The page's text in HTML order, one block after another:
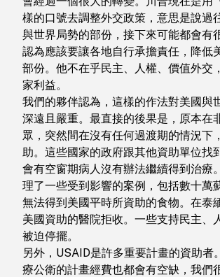
樣的口號去調整外交政策，意思是說過
與世界局勢的部份，接下來可能都會有
認為應該要讓各地自行承擔責任，降低
部份。他不在乎民主、人權、價值外交
家利益。
我們的夥伴認為，這樣的作法對美國與
深遠且嚴重。最直接的後果是，原本在
眾，突然間在沒有任何過渡期的情況下
助。這些國家的政府跟其他資助單位找
會有空窗期病人沒有辦法繼續得到治療
理了一些受到影響的案例，包括數十萬
無法得到美國平時所資助的食物。在泰
美國資助的醫院拒收。一些支持民主、
被迫停擺。
另外，USAID是許多重要計畫的資助者
療公衛的計畫經費也都會有空缺，我們